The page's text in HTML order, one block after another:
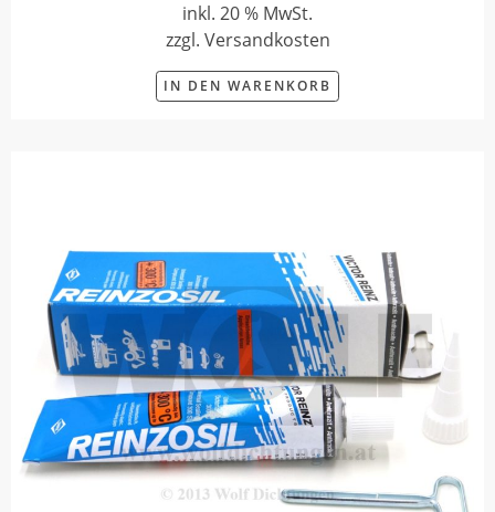
inkl. 20 % MwSt.
zzgl. Versandkosten
IN DEN WARENKORB